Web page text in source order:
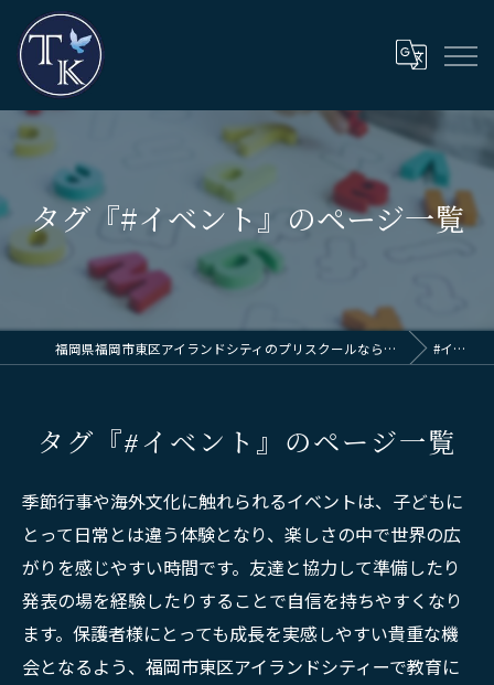
タグ『#イベント』のページ一覧
福岡県福岡市東区アイランドシティのプリスクールならThinkingKids International School #イベント
タグ『#イベント』のページ一覧
季節行事や海外文化に触れられるイベントは、子どもに
とって日常とは違う体験となり、楽しさの中で世界の広
がりを感じやすい時間です。友達と協力して準備したり
発表の場を経験したりすることで自信を持ちやすくなり
ます。保護者様にとっても成長を実感しやすい貴重な機
会となるよう、福岡市東区アイランドシティーで教育に